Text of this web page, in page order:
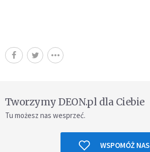
Tworzymy DEON.pl dla Ciebie
Tu możesz nas wesprzeć.
WSPOMÓŻ NAS